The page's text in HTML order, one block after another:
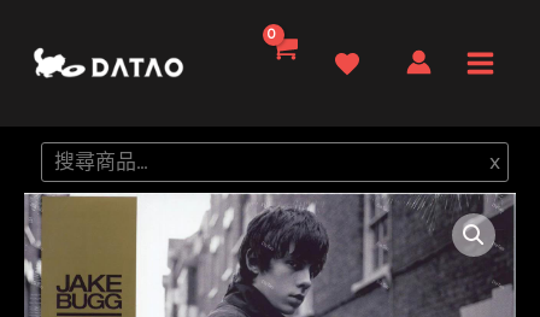
要
Menu
搜
尋
x